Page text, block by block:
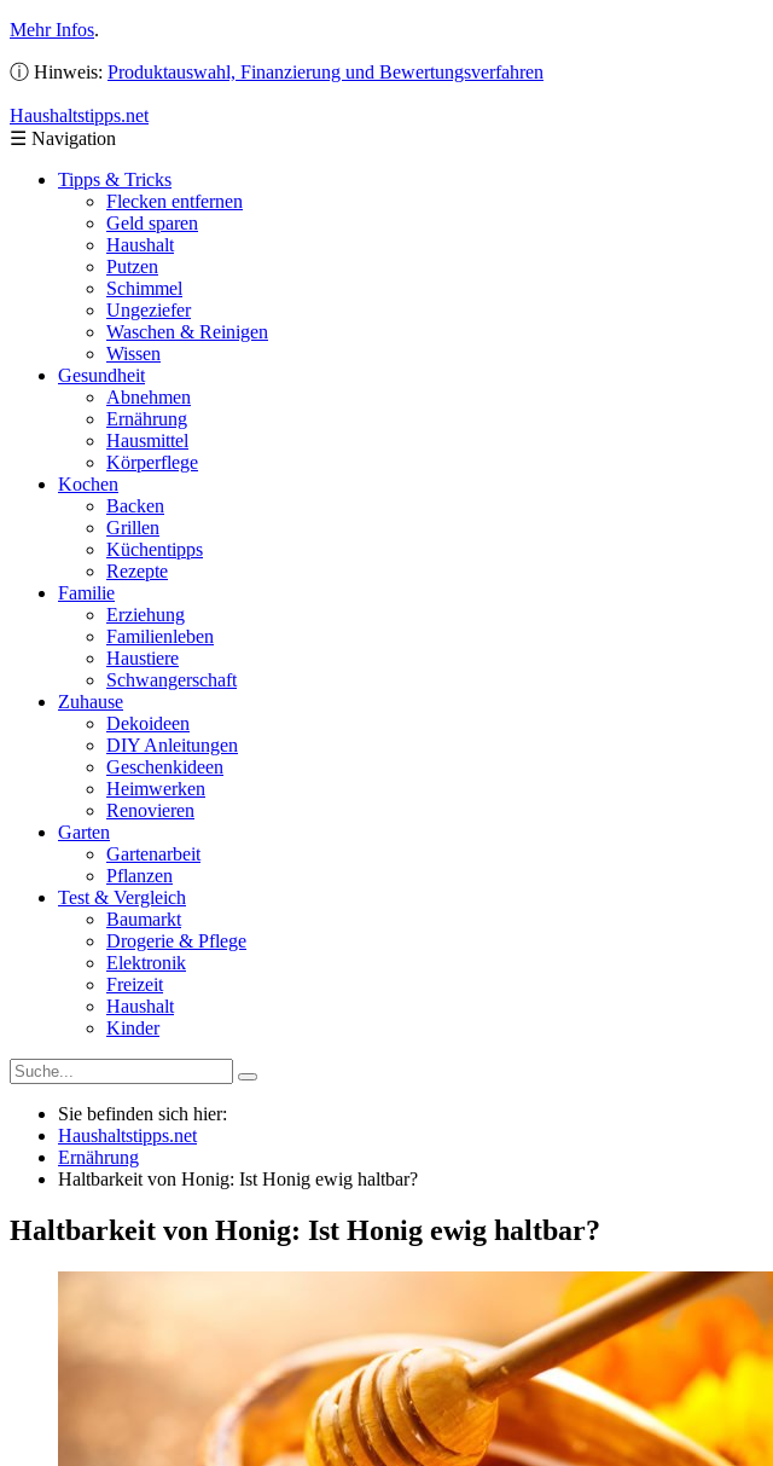
Mehr Infos.
ⓘ Hinweis: Produktauswahl, Finanzierung und Bewertungsverfahren
Haushaltstipps.net
☰ Navigation
Tipps & Tricks
Flecken entfernen
Geld sparen
Haushalt
Putzen
Schimmel
Ungeziefer
Waschen & Reinigen
Wissen
Gesundheit
Abnehmen
Ernährung
Hausmittel
Körperflege
Kochen
Backen
Grillen
Küchentipps
Rezepte
Familie
Erziehung
Familienleben
Haustiere
Schwangerschaft
Zuhause
Dekoideen
DIY Anleitungen
Geschenkideen
Heimwerken
Renovieren
Garten
Gartenarbeit
Pflanzen
Test & Vergleich
Baumarkt
Drogerie & Pflege
Elektronik
Freizeit
Haushalt
Kinder
Sie befinden sich hier:
Haushaltstipps.net
Ernährung
Haltbarkeit von Honig: Ist Honig ewig haltbar?
Haltbarkeit von Honig: Ist Honig ewig haltbar?